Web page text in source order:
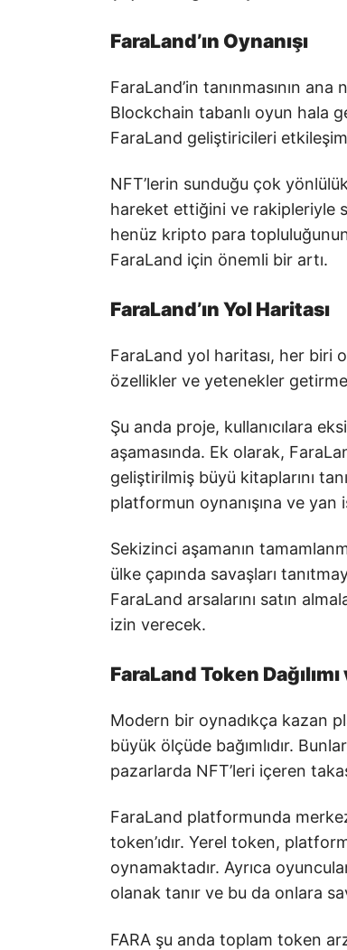
FaraLand’ın Oynanışı
FaraLand’in tanınmasının
Blockchain tabanlı oyun hala
FaraLand geliştiricileri
NFT’lerin sunduğu çok
hareket ettiğini ve rakipleriyle
henüz kripto para
FaraLand için önemli bir artı.
FaraLand’ın Yol Haritası
FaraLand yol haritası, her biri
özellikler ve yetenekler
Şu anda proje, kullanıcılara
aşamasında. Ek olarak,
geliştirilmiş büyü kitaplarını
platformun oynanışına ve
Sekizinci aşamanın
ülke çapında savaşları
FaraLand arsalarını satın
izin verecek.
FaraLand Token
Modern bir oynadıkça kazan
büyük ölçüde bağımlıdır.
pazarlarda NFT’leri içeren
FaraLand platformunda
token’ıdır. Yerel token,
oynamaktadır. Ayrıca
olanak tanır ve bu da onlara
FARA şu anda toplam token